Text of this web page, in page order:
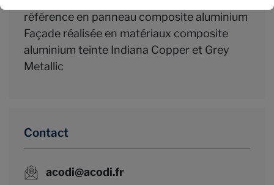
référence en panneau composite aluminium
Façade réalisée en matériaux composite
aluminium teinte Indiana Copper et Grey
Metallic
Contact
acodi@acodi.fr